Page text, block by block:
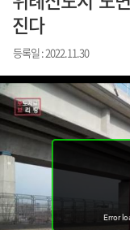
진다
등록일 : 2022.11.30